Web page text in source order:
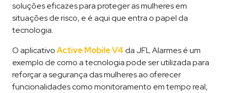
soluções eficazes para proteger as mulheres em
situações de risco, e é aqui que entra o papel da
tecnologia.
O aplicativoActive Mobile V4da JFL Alarmes é um
exemplo de como a tecnologia pode ser utilizada para
reforçar a segurança das mulheres ao oferecer
funcionalidades como monitoramento em tempo real,